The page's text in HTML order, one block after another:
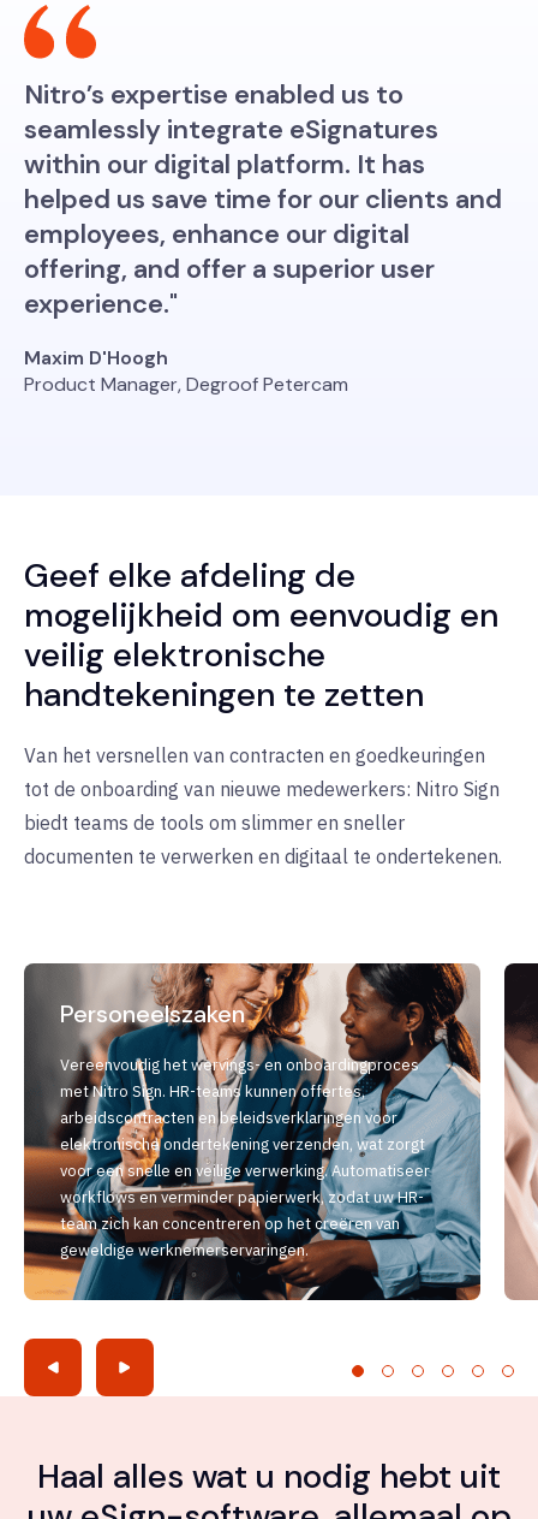
Nitro’s expertise enabled us to
seamlessly integrate eSignatures
within our digital platform. It has
helped us save time for our clients and
employees, enhance our digital
offering, and offer a superior user
experience."
Maxim D'Hoogh
Product Manager, Degroof Petercam
Geef elke afdeling de
mogelijkheid om eenvoudig en
veilig elektronische
handtekeningen te zetten
Van het versnellen van contracten en goedkeuringen
tot de onboarding van nieuwe medewerkers: Nitro Sign
biedt teams de tools om slimmer en sneller
documenten te verwerken en digitaal te ondertekenen.
Personeelszaken
Vereenvoudig het wervings- en onboardingproces
met Nitro Sign. HR-teams kunnen offertes,
arbeidscontracten en beleidsverklaringen voor
elektronische ondertekening verzenden, wat zorgt
voor een snelle en veilige verwerking. Automatiseer
workflows en verminder papierwerk, zodat uw HR-
team zich kan concentreren op het creëren van
geweldige werknemerservaringen.
Haal alles wat u nodig hebt uit